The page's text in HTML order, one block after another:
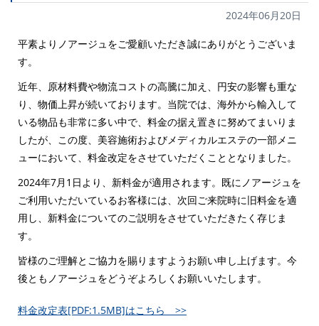
2024年06月20日
平素よりノアージュをご愛顧いただき誠にありがとうございま
す。
近年、原材料費や物流コストの高騰に加え、円安の影響も重な
り、物価上昇が続いております。当院では、海外から輸入して
いる物品も非常に多い中で、料金の据え置きに努めてまいりま
したが、この度、美容施術およびメディカルエステの一部メニ
ューにおいて、料金改定をさせていただくこととなりました。
2024年7月1日より、新料金が適用されます。既にノアージュを
ご利用いただいているお客様には、次回ご来院時に旧料金を適
用し、新料金についてのご説明をさせていただきたく存じま
す。
皆様のご理解とご協力を賜りますようお願い申し上げます。今
後ともノアージュをどうぞよろしくお願いいたします。
料金改定表[PDF:1.5MB]はこちら >>